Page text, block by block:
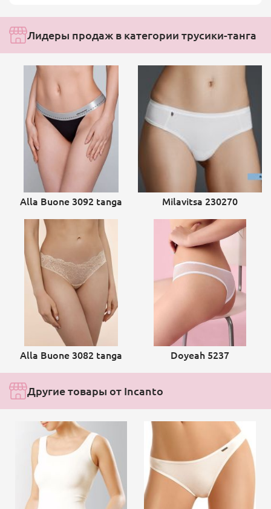
Лидеры продаж в категории трусики-танга
Alla Buone 3092 tanga Milavitsa 230270
Alla Buone 3082 tanga Doyeah 5237
Другие товары от Incanto